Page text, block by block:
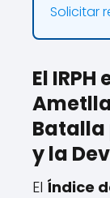
Solicitar
El
Batalla
y la
El Índice